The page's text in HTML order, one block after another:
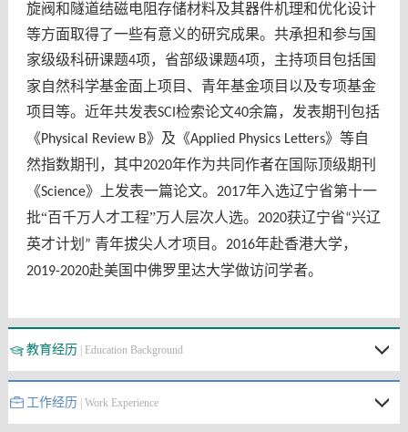
旋阀和隧道结磁电阻存储材料及其器件机理和优化设计
等方面取得了一些有意义的研究成果。共承担和参与国
家级级科研课题4项，省部级课题4项，主持项目包括国
家自然科学基金面上项目、青年基金项目以及专项基金
项目等。近年共发表SCI 检索论文40余篇，发表期刊包括
《Physical Review B》及《Applied Physics Letters》等自
然指数期刊，其中2020年作为共同作者在国际顶级期刊
《Science》上发表一篇论文。 2017年入选辽宁省第十一
批“百千万人才工程”万人层次人选。 2020获辽宁省“兴辽
英才计划 ” 青年拔尖人才项目。 2016年赴香港大学，
2019-2020赴美国中佛罗里达大学做访问学者。
教育经历 | Education Background
工作经历 | Work Experience